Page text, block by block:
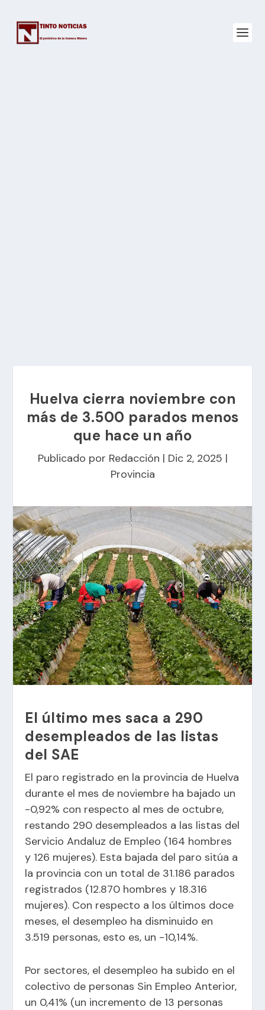
Huelva cierra noviembre con
más de 3.500 parados menos
que hace un año
Publicado por Redacción | Dic 2, 2025 |
Provincia
El último mes saca a 290
desempleados de las listas
del SAE
El paro registrado en la provincia de Huelva
durante el mes de noviembre ha bajado un
-0,92% con respecto al mes de octubre,
restando 290 desempleados a las listas del
Servicio Andaluz de Empleo (164 hombres
y 126 mujeres). Esta bajada del paro sitúa a
la provincia con un total de 31.186 parados
registrados (12.870 hombres y 18.316
mujeres). Con respecto a los últimos doce
meses, el desempleo ha disminuido en
3.519 personas, esto es, un -10,14%.
Por sectores, el desempleo ha subido en el
colectivo de personas Sin Empleo Anterior,
un 0,41% (un incremento de 13 personas